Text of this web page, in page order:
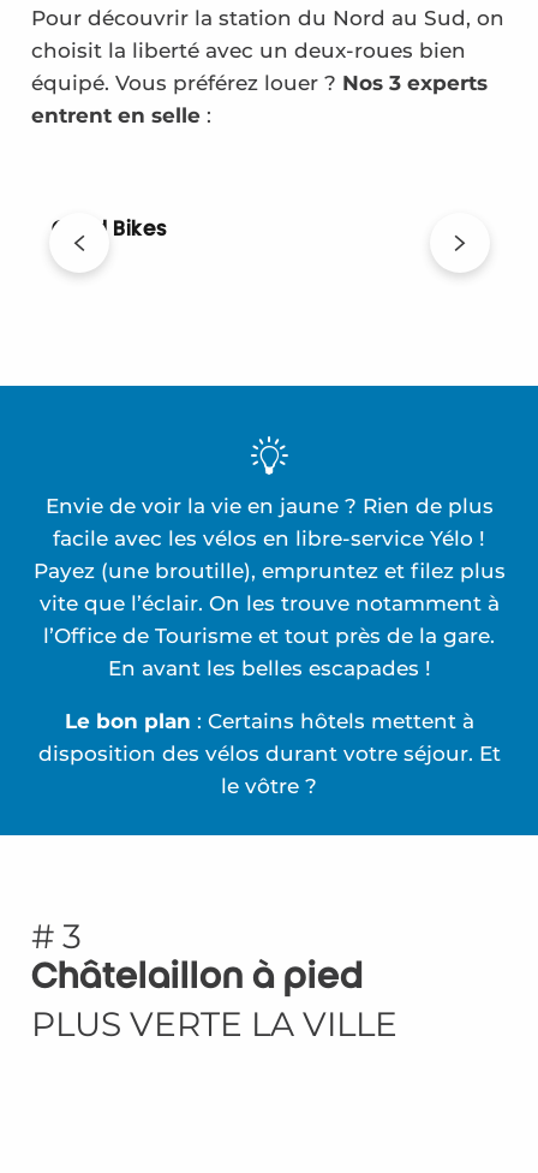
Pour découvrir la station du Nord au Sud, on
choisit la liberté avec un deux-roues bien
équipé. Vous préférez louer ? Nos 3 experts
entrent en selle:
Good Bikes
Envie de voir la vie en jaune ? Rien de plus
facile avec les vélos en libre-service Yélo !
Payez (une broutille), empruntez et filez plus
vite que l’éclair. On les trouve notamment à
l’Office de Tourisme et tout près de la gare.
En avant les belles escapades !
Le bon plan : Certains hôtels mettent à
disposition des vélos durant votre séjour. Et
le vôtre ?
# 3
Châtelaillon à pied
PLUS VERTE LA VILLE